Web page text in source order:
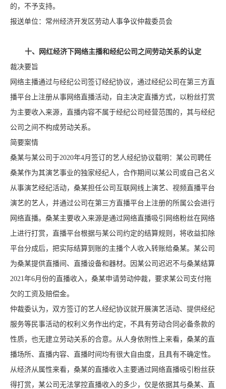
的，不予支持。
报送单位：常州经济开发区劳动人事争议仲裁委员会
十、网红经济下网络主播和经纪公司之间劳动关系的认定
裁决要旨
网络主播通过与经纪公司签订经纪协议，通过经纪公司在第三方直
播平台上注册从事网络直播活动，自主决定直播方式，以粉丝打赏
为主要收入来源，直播内容不属于经纪公司经营范围的，其与经纪
公司之间不构成劳动关系。
简要案情
桑某与某公司于2020年4月签订的艺人经纪协议载明：某公司聘任
桑某作为其演艺事业的独家经纪人，合作期间以某公司或自己名义
从事演艺经纪活动，桑某担任公司互联网线上演艺、视频直播平台
演艺的艺人，并通过公司在第三方直播平台上注册的所属公会进行
网络直播。桑某主要收入来源是通过网络直播吸引网络粉丝在网络
上进行打赏，直播平台根据与某公司约定的结算规则，将收益扣除
平台分成后，把实际结算到账的主播个人收入转账给桑某。某公司
为桑某提供直播间、直播设备和器材。因某公司迟迟不与桑某结算
2021年6月份的直播收入，桑某申请劳动仲裁，要求某公司支付拖
欠的工资及赔偿金。
仲裁委认为，双方签订的艺人经纪协议就开展演艺活动、提供经纪
服务等民事活动的权利义务作出约定，不具有劳动合同必备条款的
性质，也无建立劳动关系的合意。从人身依附性上来看，桑某的直
播场所、直播内容、直播时间均有很大自由度，且具有不确定性。
从经济从属性来看，桑某的直播收入主要通过网络直播吸引粉丝获
得打赏，某公司无法掌控直播收入的多少，仅是依据其与桑某、直